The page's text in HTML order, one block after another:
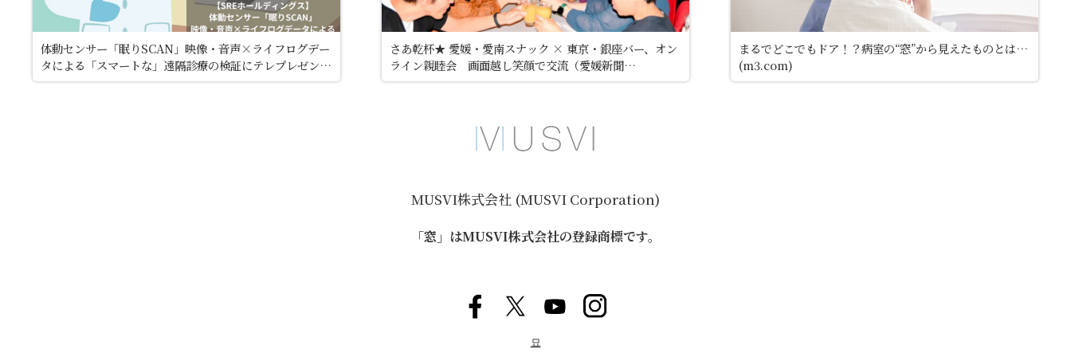
体動センサー「眠りSCAN」映像・音声×ライフログデー
タによる「スマートな」遠隔診療の検証にテレプレゼンス
システム「窓」が使用されています。
さあ乾杯★ 愛媛・愛南スナック × 東京・銀座バー、オン
ライン親睦会 画面越し笑顔で交流（愛媛新聞
2024/9/25）
まるでどこでもドア！？病室の“窓”から見えたものとは…
(m3.com)
MUSVI株式会社 (MUSVI Corporation)
「窓」はMUSVI株式会社の登録商標です。
묘